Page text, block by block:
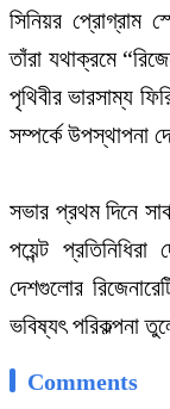
সিনিয়র প্রোগ্রাম
তাঁরা যথাক্রমে
পৃথিবীর ভারসাম্য
সম্পর্কে উপস্থাপনা
সভার প্রথম দিনে
পয়েন্ট
দেশগুলোর
ভবিষ্যৎ পরিকল্পনা
Comments